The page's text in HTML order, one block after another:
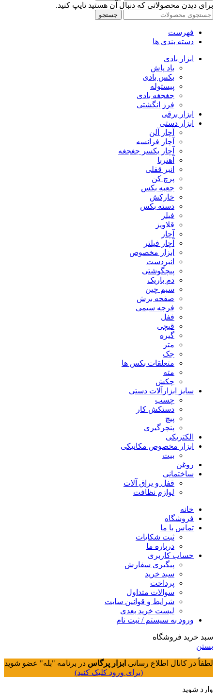
برای دیدن محصولاتی که دنبال آن هستید تایپ کنید.
جستجو
فهرست
دسته بندی ها
ابزار بادی
باد پاش
بکس بادی
پیستوله
جغجغه بادی
فرز انگشتی
ابزار برقی
ابزار دستی
آچار آلن
آچار فرانسه
آچار یکسر جغجغه
آهنربا
انبر قفلی
پرچ کن
جعبه بکس
خارکش
دسته بکس
فیلر
قلاویز
آچار
آچار فیلتر
ابزار مخصوص
انبردست
پیچگوشتی
دم باریک
سیم چین
صفحه برش
فرچه سیمی
ففل
قیچی
گیره
متر
جک
متعلقات بکس ها
مته
چکش
سایز ابزارآلات دستی
چسب
دستکش کار
پیچ
پنچرگیری
الکتریکی
ابزار مخصوص مکانیکی
بیت
روغن
ساختمانی
قفل و یراق آلات
لوازم نظافت
خانه
فروشگاه
تماس با ما
ثبت شکایات
درباره ما
حساب کاربری
پیگیری سفارش
سبد خرید
پرداخت
سوالات متداول
شرایط و قوانین سایت
لیست خرید بعدی
ورود به سیستم / ثبت نام
سبد خرید فروشگاه
بستن
لطفاً در کانال اطلاع رسانی ابزار پرگاس در برنامه "بله" عضو شوید
(برای ورود کلیک کنید)
وارد شوید